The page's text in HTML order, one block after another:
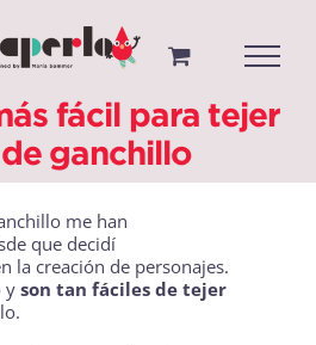
fácil para tejer
ganchillo
me han
que decidí
la creación de personajes.
yson tan fáciles de tejer